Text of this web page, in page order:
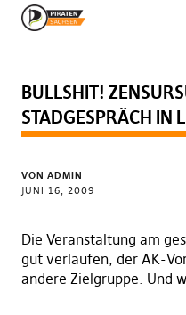
BULLSHIT!
STADGESPRÄCH IN
VON ADMIN
JUNI 16, 2009
Die Veranstaltung am
gut verlaufen, der AK-
andere Zielgruppe. Und